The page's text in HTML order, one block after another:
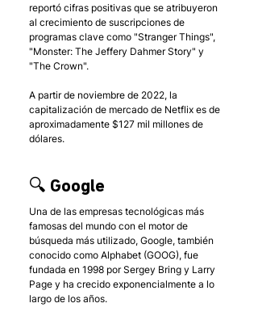
reportó cifras positivas que se atribuyeron
al crecimiento de suscripciones de
programas clave como "Stranger Things",
"Monster: The Jeffery Dahmer Story" y
"The Crown".
A partir de noviembre de 2022, la
capitalización de mercado de Netflix es de
aproximadamente $127 mil millones de
dólares.
🔍 Google
Una de las empresas tecnológicas más
famosas del mundo con el motor de
búsqueda más utilizado, Google, también
conocido como Alphabet (GOOG), fue
fundada en 1998 por Sergey Bring y Larry
Page y ha crecido exponencialmente a lo
largo de los años.